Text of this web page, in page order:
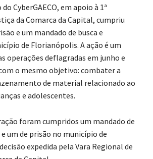
CyberGAECO, em apoio à 1ª
da Comarca da Capital, cumpriu
e um mandado de busca e
de Florianópolis. A ação é um
operações deflagradas em junho e
o mesmo objetivo: combater a
de material relacionado ao
e adolescentes.
foram cumpridos um mandado de
um de prisão no município de
expedida pela Vara Regional de